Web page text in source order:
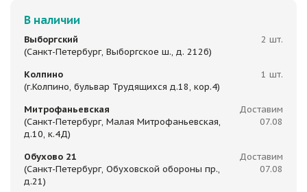
В наличии
Выборгский
(Санкт-Петербург, Выборгское ш., д. 212б)
2 шт.
Колпино
(г.Колпино, бульвар Трудящихся д.18, кор.4)
1 шт.
Митрофаньевская
(Санкт-Петербург, Малая Митрофаньевская,
д.10, к.4Д)
Доставим
07.08
Обухово 21
(Санкт-Петербург, Обуховской обороны пр.,
д.21)
Доставим
07.08